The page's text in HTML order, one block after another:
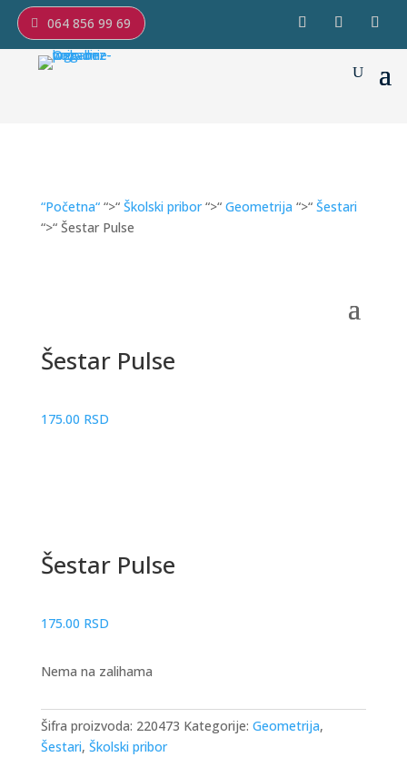
064 856 99 69
“Početna““>“ Školski pribor“>“ Geometrija “>“ Šestari
“>“ Šestar Pulse
Šestar Pulse
175.00 RSD
Šestar Pulse
175.00 RSD
Nema na zalihama
Šifra proizvoda: 220473 Kategorije: Geometrija,
Šestari, Školski pribor